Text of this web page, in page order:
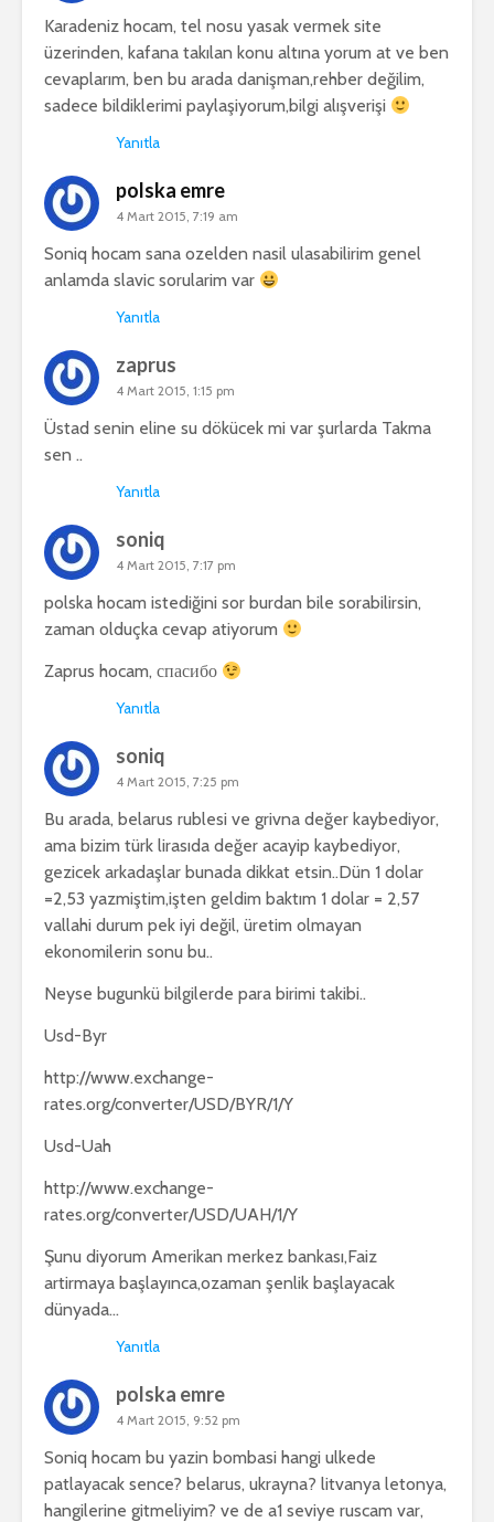
Karadeniz hocam, tel nosu yasak vermek site
üzerinden, kafana takılan konu altına yorum at ve ben
cevaplarım, ben bu arada danişman,rehber değilim,
sadece bildiklerimi paylaşiyorum,bilgi alışverişi
Yanıtla
polska emre
4 Mart 2015, 7:19 am
Soniq hocam sana ozelden nasil ulasabilirim genel
anlamda slavic sorularim var
Yanıtla
zaprus
4 Mart 2015, 1:15 pm
Üstad senin eline su dökücek mi var şurlarda Takma
sen ..
Yanıtla
soniq
4 Mart 2015, 7:17 pm
polska hocam istediğini sor burdan bile sorabilirsin,
zaman olduçka cevap atiyorum
Zaprus hocam, спасибо
Yanıtla
soniq
4 Mart 2015, 7:25 pm
Bu arada, belarus rublesi ve grivna değer kaybediyor,
ama bizim türk lirasıda değer acayip kaybediyor,
gezicek arkadaşlar bunada dikkat etsin..Dün 1 dolar
=2,53 yazmiştim,işten geldim baktım 1 dolar = 2,57
vallahi durum pek iyi değil, üretim olmayan
ekonomilerin sonu bu..
Neyse bugunkü bilgilerde para birimi takibi..
Usd-Byr
http://www.exchange-
rates.org/converter/USD/BYR/1/Y
Usd-Uah
http://www.exchange-
rates.org/converter/USD/UAH/1/Y
Şunu diyorum Amerikan merkez bankası,Faiz
artirmaya başlayınca,ozaman şenlik başlayacak
dünyada…
Yanıtla
polska emre
4 Mart 2015, 9:52 pm
Soniq hocam bu yazin bombasi hangi ulkede
patlayacak sence? belarus, ukrayna? litvanya letonya,
hangilerine gitmeliyim? ve de a1 seviye ruscam var,